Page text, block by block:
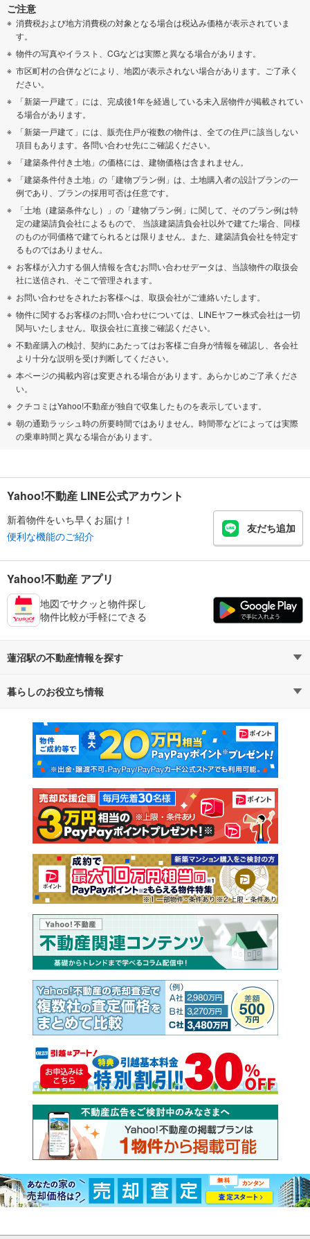
ご注意
消費税および地方消費税の対象となる場合は税込み価格が表示されていま
す。
物件の写真やイラスト、CGなどは実際と異なる場合があります。
市区町村の合併などにより、地図が表示されない場合があります。ご了承く
ださい。
「新築一戸建て」には、完成後1年を経過している未入居物件が掲載されてい
る場合があります。
「新築一戸建て」には、販売住戸が複数の物件は、全ての住戸に該当しない
項目もあります。各問い合わせ先にご確認ください。
「建築条件付き土地」の価格には、建物価格は含まれません。
「建築条件付き土地」の「建物プラン例」は、土地購入者の設計プランの一
例であり、プランの採用可否は任意です。
「土地（建築条件なし）」の「建物プラン例」に関して、そのプラン例は特
定の建築請負会社によるもので、 当該建築請負会社以外で建てた場合、同様
のものが同価格で建てられるとは限りません。また、建築請負会社を特定す
るものではありません。
お客様が入力する個人情報を含むお問い合わせデータは、当該物件の取扱会
社に送信され、そこで管理されます。
お問い合わせをされたお客様へは、取扱会社がご連絡いたします。
物件に関するお客様のお問い合わせについては、LINEヤフー株式会社は一切
関与いたしません。取扱会社に直接ご確認ください。
不動産購入の検討、契約にあたってはお客様ご自身が情報を確認し、各会社
より十分な説明を受け判断してください。
本ページの掲載内容は変更される場合があります。あらかじめご了承くださ
い。
クチコミはYahoo!不動産が独自で収集したものを表示しています。
朝の通勤ラッシュ時の所要時間ではありません。時間帯などによっては実際
の乗車時間と異なる場合があります。
Yahoo!不動産 LINE公式アカウント
新着物件をいち早くお届け！
便利な機能のご紹介
友だち追加
Yahoo!不動産 アプリ
地図でサクッと物件探し
物件比較が手軽にできる
蓮沼駅の不動産情報を探す
不動産・住宅
新築マンション 中古マンション
新築一戸建て 中古一戸建て
注文住宅 土地
売却査定
暮らしのお役立ち情報
マンションカタログ 教えて！住まいの先生